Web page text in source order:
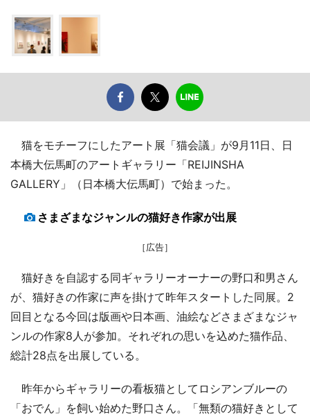
猫をモチーフにしたアート展「猫会議」が9月11日、日
本橋大伝馬町のアートギャラリー「REIJINSHA
GALLERY」（日本橋大伝馬町）で始まった。
さまざまなジャンルの猫好き作家が出展
［広告］
猫好きを自認する同ギャラリーオーナーの野口和男さん
が、猫好きの作家に声を掛けて昨年スタートした同展。2
回目となる今回は版画や日本画、油絵などさまざまなジャ
ンルの作家8人が参加。それぞれの思いを込めた猫作品、
総計28点を出展している。
昨年からギャラリーの看板猫としてロシアンブルーの
「おでん」を飼い始めた野口さん。「無類の猫好きとして